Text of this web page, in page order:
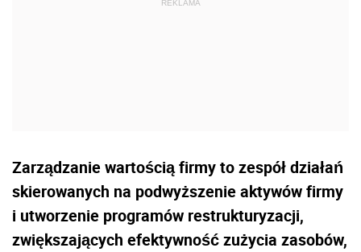
Zarządzanie wartością firmy to zespół działań
skierowanych na podwyższenie aktywów firmy
i utworzenie programów restrukturyzacji,
zwiększających efektywność zużycia zasobów,